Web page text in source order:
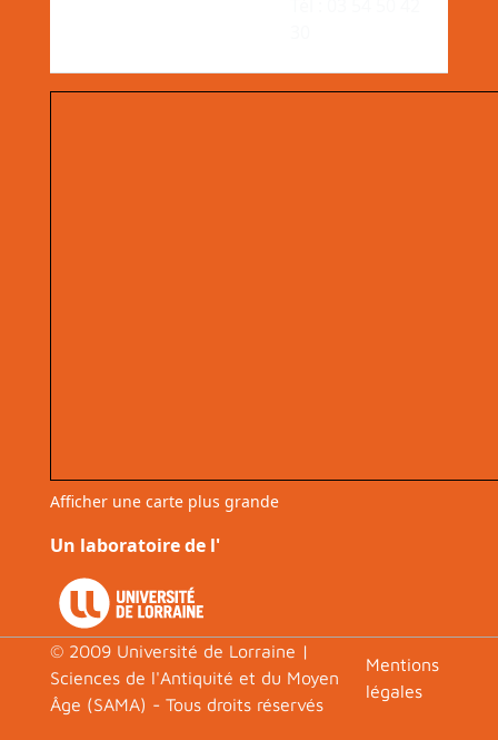
Afficher une carte plus grande
Un laboratoire de l'
© 2009 Université de Lorraine |
Sciences de l'Antiquité et du Moyen
Âge (SAMA) - Tous droits réservés
Footer
Mentions
légales